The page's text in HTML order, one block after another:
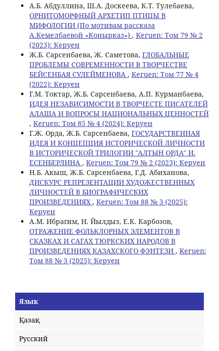
А.Б. Абдуллина, Ш.А. Доскеева, К.Т. Тулебаева,
ОРНИТОМОРФНЫЙ АРХЕТИП ПТИЦЫ В
МИФОЛОГИИ (По мотивам рассказа
А.Кемелбаевой «Конырказ») , Keruen: Том 79 № 2
(2023): Керуен
Ж.Б. Сарсенбаева, Ж. Саметова, ГЛОБАЛЬНЫЕ
ПРОБЛЕМЫ СОВРЕМЕННОСТИ В ТВОРЧЕСТВЕ
БЕЙСЕНБАЯ СУЛЕЙМЕНОВА , Keruen: Том 77 № 4
(2022): Керуен
Г.М. Токтар, Ж.Б. Сарсенбаева, А.П. Курманбаева,
ИДЕЯ НЕЗАВИСИМОСТИ В ТВОРЧЕСТЕ ПИСАТЕЛЕЙ
АЛАША И ВОПРОСЫ НАЦИОНАЛЬНЫХ ЦЕННОСТЕЙ
, Keruen: Том 85 № 4 (2024): Керуен
Г.Ж. Орда, Ж.Б. Сарсенбаева, ГОСУДАРСТВЕННАЯ
ИДЕЯ И КОНЦЕПЦИЯ ИСТОРИЧЕСКОЙ ЛИЧНОСТИ
В ИСТОРИЧЕСКОЙ ТРИЛОГИИ "АЛТЫН ОРДА" И.
ЕСЕНБЕРЛИНА , Keruen: Том 79 № 2 (2023): Керуен
Н.Б. Акыш, Ж.Б. Сарсенбаева, Г.Д. Абиханова,
ДИСКУРС РЕПРЕЗЕНТАЦИИ ХУДОЖЕСТВЕННЫХ
ЛИЧНОСТЕЙ В БИОГРАФИЧЕСКИХ
ПРОИЗВЕДЕНИЯХ , Keruen: Том 88 № 3 (2025):
Керуен
A.М. Ибрагим, Н. Йылдыз, Е.К. Карбозов,
ОТРАЖЕНИЕ ФОЛЬКЛОРНЫХ ЭЛЕМЕНТОВ В
СКАЗКАХ И САГАХ ТЮРКСКИХ НАРОДОВ В
ПРОИЗВЕДЕНИЯХ КАЗАХСКОГО ФЭНТЕЗИ , Keruen:
Том 88 № 3 (2025): Керуен
Язык
Қазақ
Русский